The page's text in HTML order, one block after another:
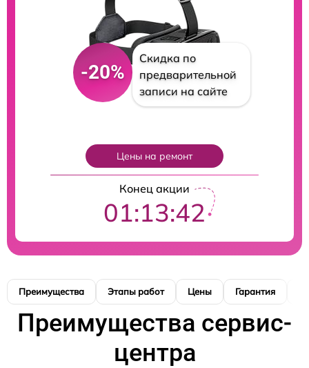
-20%
Скидка по
предварительной
записи на сайте
Цены на ремонт
Конец акции
01:13:41
Преимущества Этапы работ Цены Гарантия
Преимущества сервис-
центра